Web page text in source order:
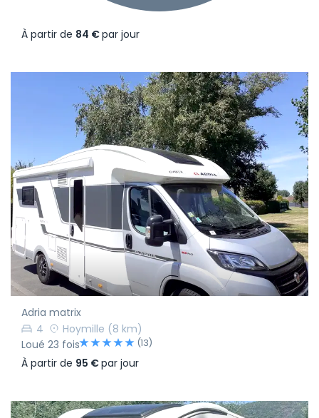
À partir de 84 €par jour
Adria matrix
4
Hoymille (8 km)
Loué 23 fois
(13)
À partir de 95 €par jour